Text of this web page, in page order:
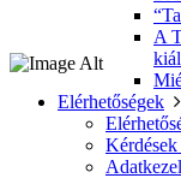
A
Elérhetőségek
Kérdések